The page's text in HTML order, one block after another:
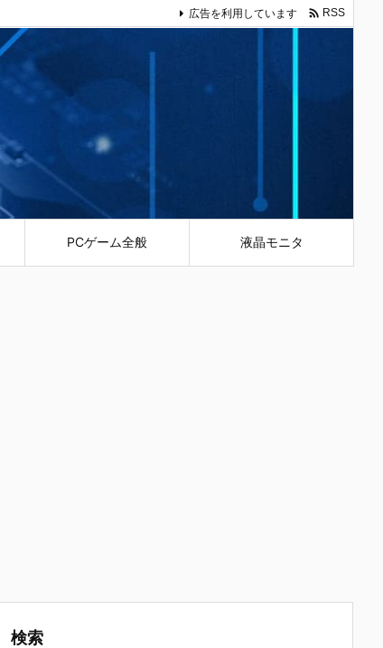
PCゲーム全般 液晶モニタ
広告を利用しています  RSS
検索